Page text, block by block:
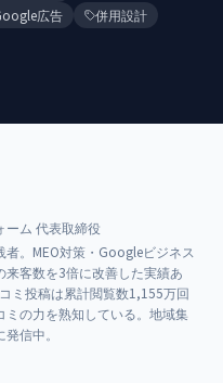
広告
併用設計
ーム 代表取締役
。MEO対策・Googleビジネス
客数を3倍に改善した実績あ
ミ投稿は累計閲覧数1,155万回
の力を熟知している。地域集
信中。